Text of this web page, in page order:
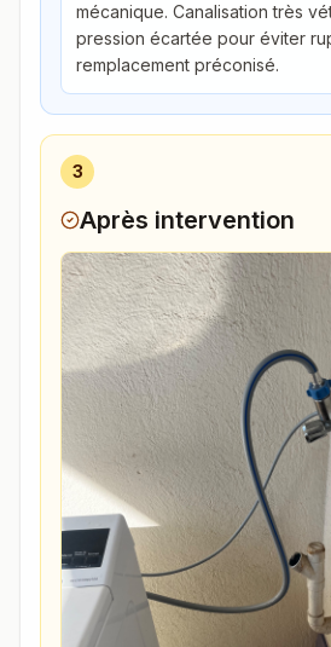
mécanique. Canalisation très
pression écartée pour éviter
remplacement préconisé.
3
Après intervention